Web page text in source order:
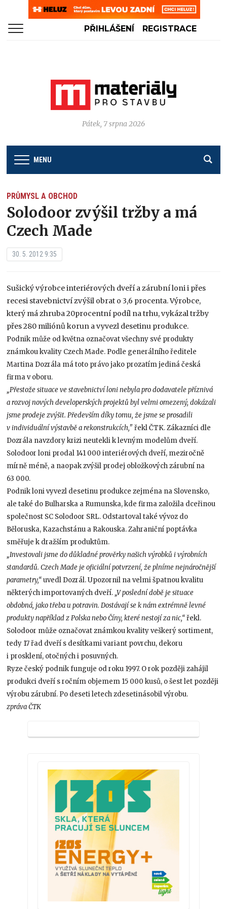
PŘIHLÁŠENÍ REGISTRACE
Pátek, 7 srpna 2026
MENU
PRŮMYSL A OBCHOD
Solodoor zvýšil tržby a má
Czech Made
30. 5. 2012 9:35
Sušický výrobce interiérových dveří a zárubní loni i přes
recesi stavebnictví zvýšil obrat o 3,6 procenta. Výrobce,
který má zhruba 20procentní podíl na trhu, vykázal tržby
přes 280 miliónů korun a vyvezl desetinu produkce.
Podnik může od května označovat všechny své produkty
známkou kvality Czech Made. Podle generálního ředitele
Martina Dozrála má toto právo jako prozatím jediná česká
firma v oboru.
„Přestože situace ve stavebnictví loni nebyla pro dodavatele příznivá
a rozvoj nových developerských projektů byl velmi omezený, dokázali
jsme prodeje zvýšit. Především díky tomu, že jsme se prosadili
v individuální výstavbě a rekonstrukcích," řekl ČTK. Zákazníci dle
Dozrála navzdory krizi neutekli k levným modelům dveří.
Solodoor loni prodal 141 000 interiérových dveří, meziročně
mírně méně, a naopak zvýšil prodej obložkových zárubní na
63 000.
Podnik loni vyvezl desetinu produkce zejména na Slovensko,
ale také do Bulharska a Rumunska, kde firma založila dceřinou
společnost SC Solodoor SRL. Odstartoval také vývoz do
Běloruska, Kazachstánu a Rakouska. Zahraniční poptávka
směřuje k dražším produktům.
„Investovali jsme do důkladné prověrky našich výrobků i výrobních
standardů. Czech Made je oficiální potvrzení, že plníme nejnáročnější
parametry,“uvedl Dozrál. Upozornil na velmi špatnou kvalitu
některých importovaných dveří.„V poslední době je situace
obdobná, jako třeba u potravin. Dostávají se k nám extrémně levné
produkty například z Polska nebo Číny, které nestojí za nic,“řekl.
Solodoor může označovat známkou kvality veškerý sortiment,
tedy 17 řad dveří s desítkami variant povrchu, dekoru
i prosklení, otočných i posuvných.
Ryze český podnik funguje od roku 1997. O rok později zahájil
produkci dveří s ročním objemem 15 000 kusů, o šest let později
výrobu zárubní. Po deseti letech zdesetinásobil výrobu.
zpráva ČTK